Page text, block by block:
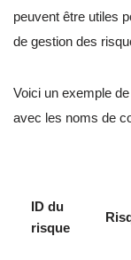
peuvent être utiles
de gestion des
Voici un exemple
avec les noms de
ID du
risque